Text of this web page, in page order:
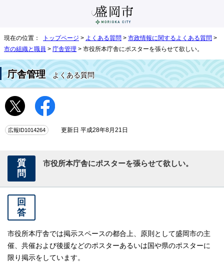
現在の位置： トップページ > よくある質問 > 市政情報に関するよくある質問 >
市の組織と職員 > 庁舎管理 > 市役所本庁舎にポスターを張らせて欲しい。
庁舎管理 よくある質問
広報ID1014264 更新日 平成28年8月21日
質
問
市役所本庁舎にポスターを張らせて欲しい。
回
答
市役所本庁舎では掲示スペースの都合上、原則として盛岡市の主
催、共催および後援などのポスターあるいは国や県のポスターに
限り掲示をしています。